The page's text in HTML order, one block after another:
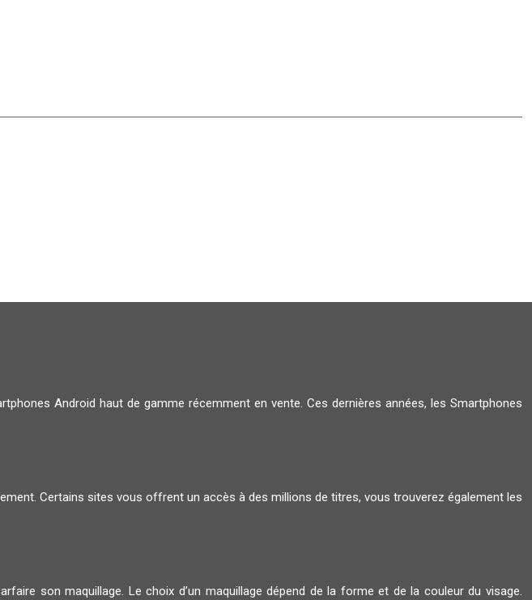
Android haut de gamme récemment en vente. Ces dernières années, les Smartphones
Certains sites vous offrent un accès à des millions de titres, vous trouverez également les
son maquillage. Le choix d’un maquillage dépend de la forme et de la couleur du visage.